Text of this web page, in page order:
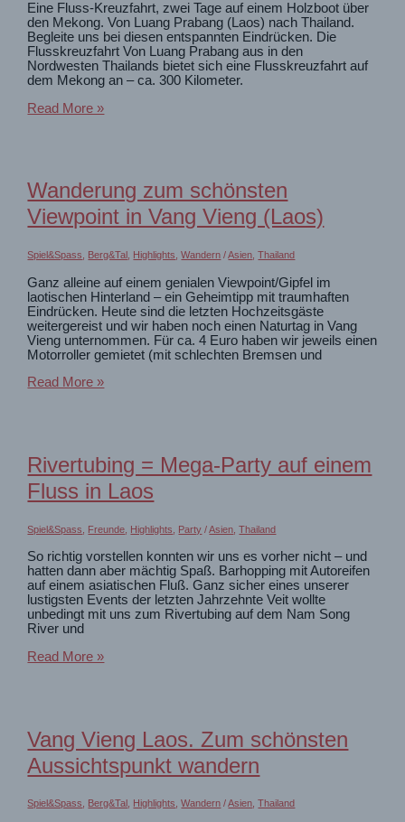
Eine Fluss-Kreuzfahrt, zwei Tage auf einem Holzboot über
den Mekong. Von Luang Prabang (Laos) nach Thailand.
Begleite uns bei diesen entspannten Eindrücken. Die
Flusskreuzfahrt Von Luang Prabang aus in den
Nordwesten Thailands bietet sich eine Flusskreuzfahrt auf
dem Mekong an – ca. 300 Kilometer.
Fluss-
dem
Mekong
(Thailand
–
Read More »
Wanderung zum schönsten
Viewpoint in Vang Vieng (Laos)
Spiel&Spass Berg&Tal Highlights ,Wandern /Asien ,Thailand
Ganz alleine auf einem genialen Viewpoint/Gipfel im
laotischen Hinterland – ein Geheimtipp mit traumhaften
Eindrücken. Heute sind die letzten Hochzeitsgäste
weitergereist und wir haben noch einen Naturtag in Vang
Vieng unternommen. Für ca. 4 Euro haben wir jeweils einen
Motorroller gemietet (mit schlechten Bremsen und
Wanderung
Vang
Vieng
(Laos)
Read More »
Rivertubing = Mega-Party auf einem
Fluss in Laos
Spiel&Spass Freunde Highlights Party /Asien ,Thailand
So richtig vorstellen konnten wir uns es vorher nicht – und
hatten dann aber mächtig Spaß. Barhopping mit Autoreifen
auf einem asiatischen Fluß. Ganz sicher eines unserer
lustigsten Events der letzten Jahrzehnte Veit wollte
unbedingt mit uns zum Rivertubing auf dem Nam Song
River und
Rivertubing
Fluss
in
Laos
Read More »
Vang Vieng Laos. Zum schönsten
Aussichtspunkt wandern
Spiel&Spass Berg&Tal Highlights ,Wandern /Asien ,Thailand